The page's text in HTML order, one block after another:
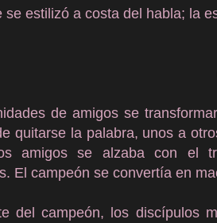
se estilizó a costa del habla; la
de amigos se
quitarse la palabra, unos a
amigos se alzaba con el
El campeón se convertía en
del campeón, los discípulos